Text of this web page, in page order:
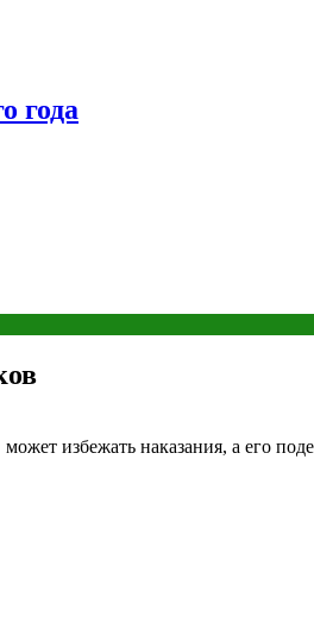
года
избежать наказания, а его